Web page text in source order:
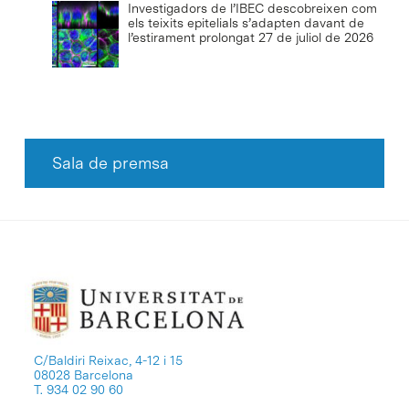
Investigadors de l’IBEC descobreixen com
els teixits epitelials s’adapten davant de
l’estirament prolongat 27 de juliol de 2026
Sala de premsa
C/Baldiri Reixac, 4-12 i 15
08028 Barcelona
T. 934 02 90 60